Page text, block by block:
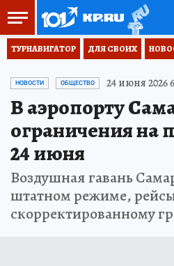
ТУРНАВИГАТОР ДЛЯ СВОИХ
НОВОСТИ ОБЩЕСТВО 24 июня 2026
В аэропорту
ограничения на
24 июня
Воздушная гавань
штатном режиме,
скорректированному